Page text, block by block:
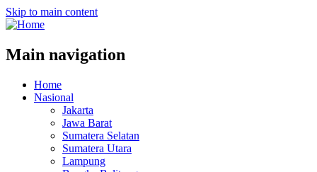
Skip to main content
Main navigation
Home
Nasional
Jakarta
Jawa Barat
Sumatera Selatan
Sumatera Utara
Lampung